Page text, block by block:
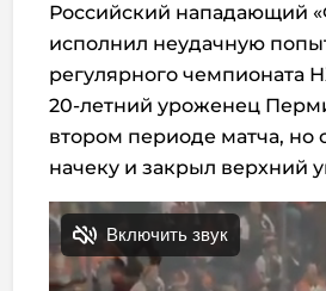
Российский нападающий
исполнил неудачную
регулярного чемпионата
20-летний уроженец
втором периоде матча, но
начеку и закрыл верхний